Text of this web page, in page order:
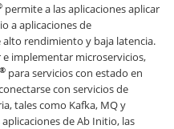
permite a las aplicaciones aplicar
a aplicaciones de
rendimiento y baja latencia.
e implementar microservicios,
® para servicios con estado en
con servicios de
tales como Kafka, MQ y
de Ab Initio, las